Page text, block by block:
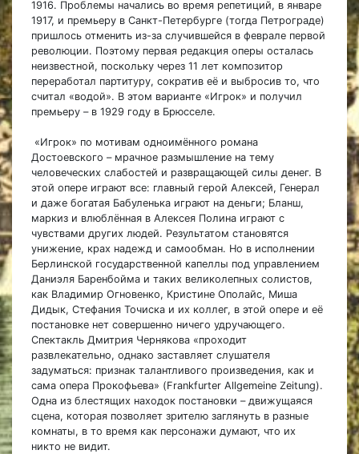
1916. Проблемы начались во время репетиций, в январе
1917, и премьеру в Санкт-Петербурге (тогда Петрограде)
пришлось отменить из-за случившейся в феврале первой
революции. Поэтому первая редакция оперы осталась
неизвестной, поскольку через 11 лет композитор
переработал партитуру, сократив её и выбросив то, что
считал «водой». В этом варианте «Игрок» и получил
премьеру – в 1929 году в Брюсселе.
«Игрок» по мотивам одноимённого романа
Достоевского – мрачное размышление на тему
человеческих слабостей и развращающей силы денег. В
этой опере играют все: главный герой Алексей, Генерал
и даже богатая Бабуленька играют на деньги; Бланш,
маркиз и влюблённая в Алексея Полина играют с
чувствами других людей. Результатом становятся
унижение, крах надежд и самообман. Но в исполнении
Берлинской государственной капеллы под управлением
Даниэля Баренбойма и таких великолепных солистов,
как Владимир Огновенко, Кристине Ополайс, Миша
Дидык, Стефания Точиска и их коллег, в этой опере и её
постановке нет совершенно ничего удручающего.
Спектакль Дмитрия Чернякова «проходит
развлекательно, однако заставляет слушателя
задуматься: признак талантливого произведения, как и
сама опера Прокофьева» (Frankfurter Allgemeine Zeitung).
Одна из блестящих находок постановки – движущаяся
сцена, которая позволяет зрителю заглянуть в разные
комнаты, в то время как персонажи думают, что их
никто не видит.